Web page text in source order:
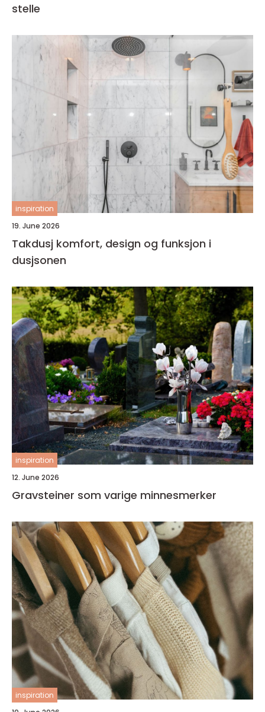
stelle
inspiration
19. June 2026
Takdusj komfort, design og funksjon i
dusjsonen
inspiration
12. June 2026
Gravsteiner som varige minnesmerker
inspiration